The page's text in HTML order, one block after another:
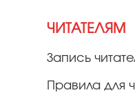
ЧИТАТЕЛЯМ
Запись
Правила для